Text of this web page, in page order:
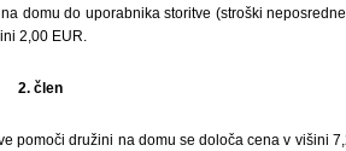
domu do uporabnika storitve (stroški
2,00 EUR.
2. člen
pomoči družini na domu se določa cena v višini